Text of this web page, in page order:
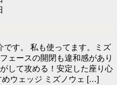
です。 私も使ってます。ミズ
ェースの開閉も違和感があり
して攻める！安定した座り心
ウェッジ ミズノウェ […]